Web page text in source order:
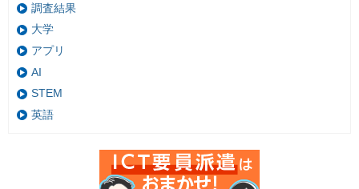
調査結果
大学
アプリ
AI
STEM
英語